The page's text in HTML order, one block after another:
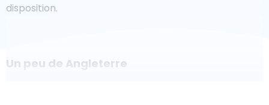
disposition.
Un peu de Angleterre